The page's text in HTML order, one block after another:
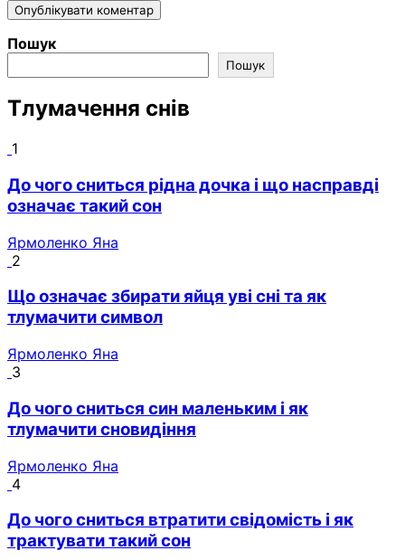
Пошук
Пошук
Тлумачення снів
1
До чого сниться рідна дочка і що насправді
означає такий сон
Ярмоленко Яна
2
Що означає збирати яйця уві сні та як
тлумачити символ
Ярмоленко Яна
3
До чого сниться син маленьким і як
тлумачити сновидіння
Ярмоленко Яна
4
До чого сниться втратити свідомість і як
трактувати такий сон